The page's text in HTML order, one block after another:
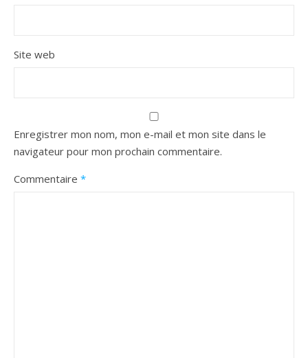
Site web
Enregistrer mon nom, mon e-mail et mon site dans le
navigateur pour mon prochain commentaire.
Commentaire *